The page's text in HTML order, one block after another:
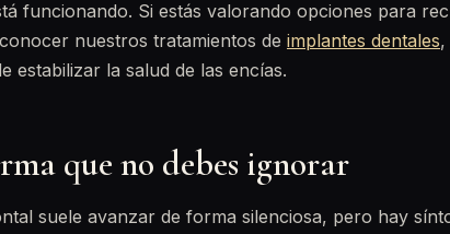
funcionando. Si estás valorando opciones para
nuestros tratamientos de implantes dentales,
estabilizar la salud de las encías.
que no debes ignorar
suele avanzar de forma silenciosa, pero hay